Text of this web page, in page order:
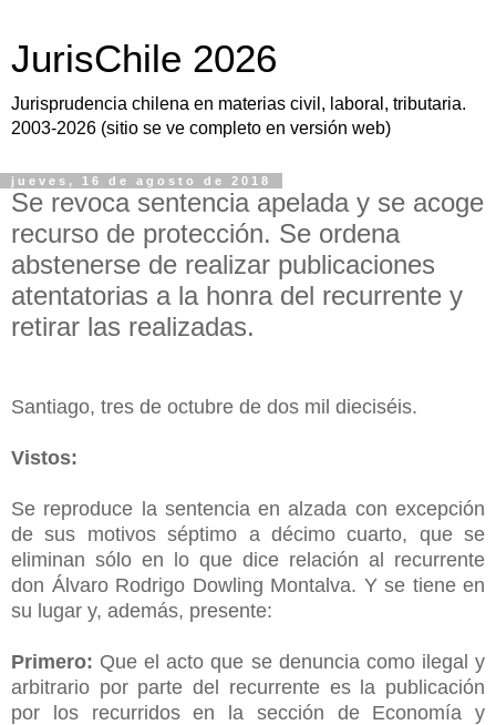
JurisChile 2026
Jurisprudencia chilena en materias civil, laboral, tributaria.
2003-2026 (sitio se ve completo en versión web)
jueves, 16 de agosto de 2018
Se revoca sentencia apelada y se acoge
recurso de protección. Se ordena
abstenerse de realizar publicaciones
atentatorias a la honra del recurrente y
retirar las realizadas.
Santiago, tres de octubre de dos mil dieciséis.
Vistos:
Se reproduce la sentencia en alzada con excepción
de sus motivos séptimo a décimo cuarto, que se
eliminan sólo en lo que dice relación al recurrente
don Álvaro Rodrigo Dowling Montalva. Y se tiene en
su lugar y, además, presente:
Primero: Que el acto que se denuncia como ilegal y
arbitrario por parte del recurrente es la publicación
por los recurridos en la sección de Economía y